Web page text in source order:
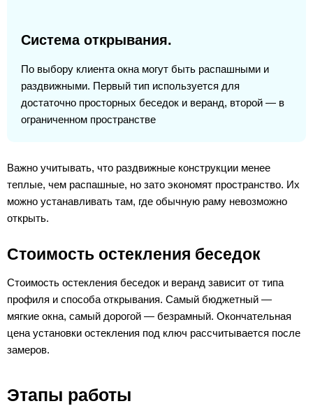
Система открывания.
По выбору клиента окна могут быть распашными и
раздвижными. Первый тип используется для
достаточно просторных беседок и веранд, второй — в
ограниченном пространстве
Важно учитывать, что раздвижные конструкции менее
теплые, чем распашные, но зато экономят пространство. Их
можно устанавливать там, где обычную раму невозможно
открыть.
Стоимость остекления беседок
Стоимость остекления беседок и веранд зависит от типа
профиля и способа открывания. Самый бюджетный —
мягкие окна, самый дорогой — безрамный. Окончательная
цена установки остекления под ключ рассчитывается после
замеров.
Этапы работы